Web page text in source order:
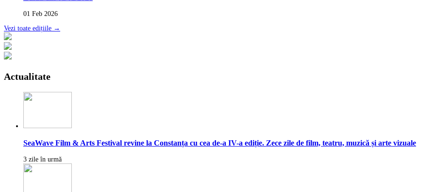
01 Feb 2026
Vezi toate edițiile →
Actualitate
SeaWave Film & Arts Festival revine la Constanța cu cea de-a IV-a ediție. Zece zile de film, teatru, muzică și arte vizuale
3 zile în urmă